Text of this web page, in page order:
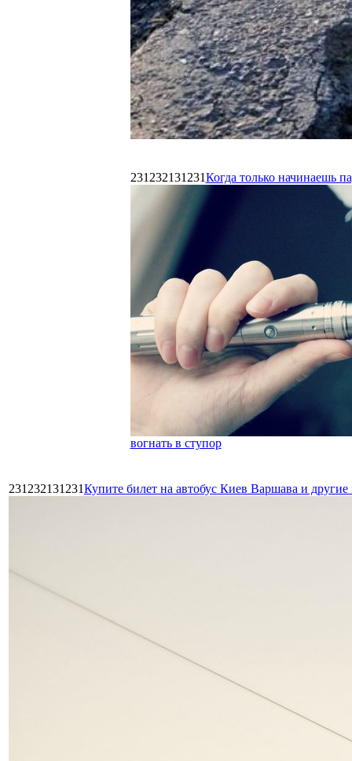
231232131231Когда только начинаешь
вогнать в ступор
231232131231Купите билет на автобус Киев Варшава и